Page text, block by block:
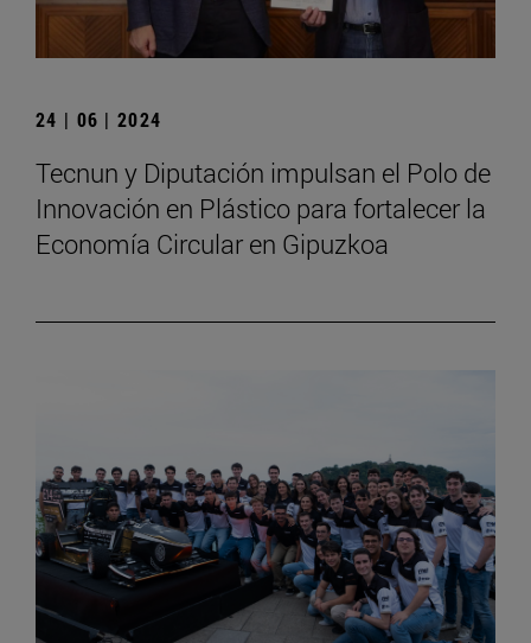
24 | 06 | 2024
Tecnun y Diputación impulsan el Polo de
Innovación en Plástico para fortalecer la
Economía Circular en Gipuzkoa